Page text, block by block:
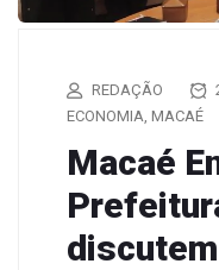
REDAÇÃO
ECONOMIA, MACAÉ
Macaé